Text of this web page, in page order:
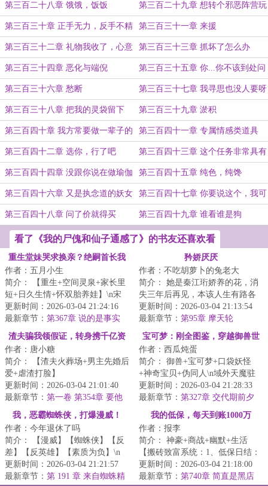
第三百二十八章 饿饿，饭饭 第三百二十九章 想转个邪恶阵营玩
玩了（感谢夜琳霖大哥的盟主，感谢
感谢）
第三百三十章 正手无力，反手不精
（感谢夜琳霖大哥的盟主，感谢感
谢）
第三百三十一章 来援
第三百三十二章 礼物我收了，心意
你们收回去
第三百三十三章 抓坏了怎么办
第三百三十四章 恶化与端倪 第三百三十五章 你...你不该到处问
方常的事情的...
第三百三十六章 愁断 第三百三十七章 我寻思也没人要呀
第三百三十八章 把我的灵袋留下 第三百三十九章 淤积
第三百四十章 我方常要做一辈子的
没脚的小鸟
第三百四十一章 专属情感类道具
第三百四十二章 选你，行了吧 第三百四十三章 这个任务非常具有
挑战性
第三百四十四章 没跟你说在做瑜伽
就算好的了
第三百四十五章 纯色，纯馋
第三百四十六章 又是执念道的妖女 第三百四十七章 你要说这个，我可
就不困了
第三百四十八章 问了价就得买 第三百四十九章 谁看谁是狗
看了《我的尸傀和仙子通感了》的书友还喜欢看
重生堂妹哭求换亲？绝嗣首长我
嫁
作者：五月小生
简介： 【重生+空间灵泉+家长里
短+日久生情+怀双胎养娃】\n宋
思懿和宋思佳双双重生。
更新时间：2026-03-04 21:24:16
最新章节： 第367章 说的是事实
矜娇厌厌
作者：不吃胡萝卜的兔老大
简介： 她是秦江珩娇养的花，消
失三年后再见，本该人生有路各
分东西，可却被他强搂进怀里。
更新时间：2026-03-04 21:13:54
最新章节： 第95章 摩天轮
渣夫骗我领假证，转身携千亿资
产嫁权少
作者：唐小糖
简介： 【渣夫火葬场+男主先婚后
爱+虐渣打脸】
结婚两年，江染补办...
更新时间：2026-03-04 21:01:40
最新章节： 第一卷 第354章 要他
们千百倍的还回来
宝可梦：刚全图鉴，穿越御兽世
作者：西瓜炖蛋
简介： 御兽+宝可梦+口袋妖怪
+神奇宝贝+伪同人\n域外天魔驻
御兽世界总指挥使。
<...
更新时间：2026-03-04 21:28:33
最新章节： 第327章 交代期前夕
我，恶霸蜘蛛侠，打爆漫威！
作者：今年退休了吗
简介： 【漫威】【蜘蛛侠】【反
差】【反英雄】【素质为负】\n
我，托比·帕克，蜘蛛侠彼得·帕
克...
更新时间：2026-03-04 21:21:57
最新章节： 第 191 章 来自蜘蛛精
我的低保，每天到账1000万
作者：报李
简介： 神豪+商战+幽默+生活
【搬砖致富系统：1、低保日结：
系统按日给予低保补贴，补贴金
额=...
更新时间：2026-03-04 21:18:00
最新章节： 第740章 简直是黑店